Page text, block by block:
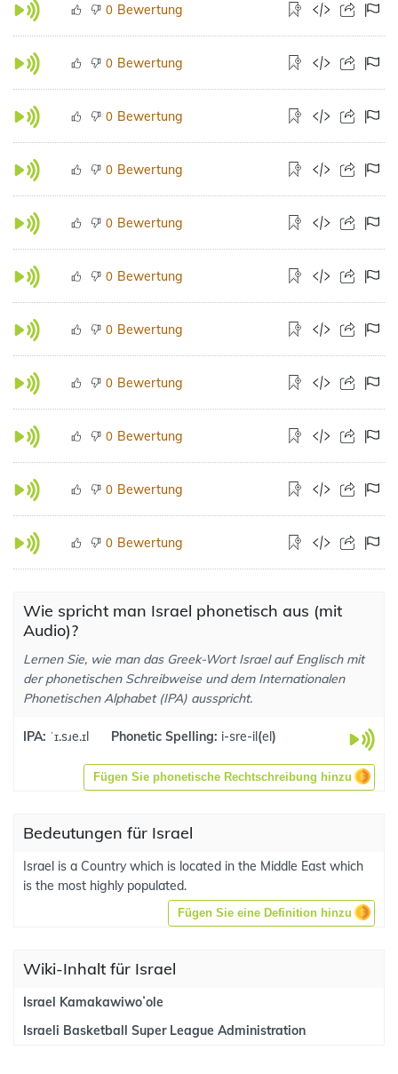
0 Bewertung
0 Bewertung
0 Bewertung
0 Bewertung
0 Bewertung
0 Bewertung
0 Bewertung
0 Bewertung
0 Bewertung
0 Bewertung
0 Bewertung
Wie spricht man Israel phonetisch aus (mit
Audio)?
Lernen Sie, wie man das Greek-Wort Israel auf Englisch mit
der phonetischen Schreibweise und dem Internationalen
Phonetischen Alphabet (IPA) ausspricht.
IPA: ˈɪ.sɹe.ɪl Phonetic Spelling: i-sre-il(el)
Fügen Sie phonetische Rechtschreibung hinzu
Bedeutungen für Israel
Israel is a Country which is located in the Middle East which
is the most highly populated.
Fügen Sie eine Definition hinzu
Wiki-Inhalt für Israel
Israel Kamakawiwoʻole
Israeli Basketball Super League Administration